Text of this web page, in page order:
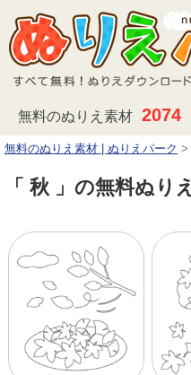
無料のぬりえ素材 2074
無料のぬりえ素材 | ぬりえパーク >
「 秋 」の無料ぬり